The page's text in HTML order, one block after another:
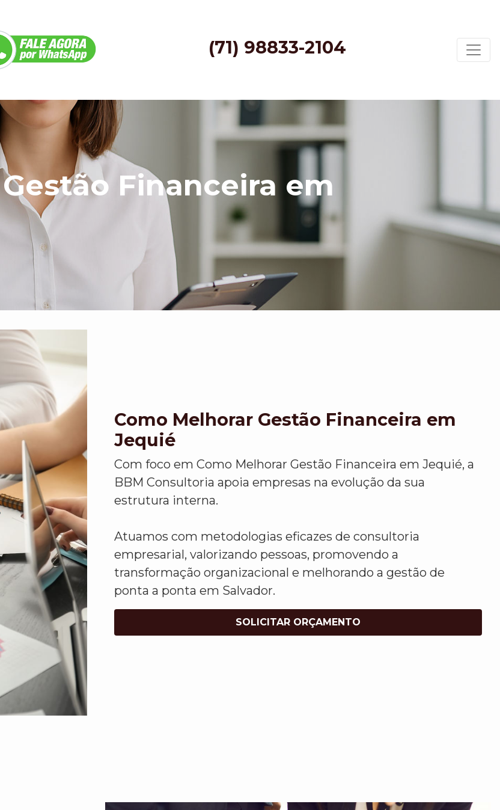
(71) 98833-2104
Financeira em
Como Melhorar Gestão Financeira em
Jequié
Com foco em Como Melhorar Gestão Financeira em Jequié, a
BBM Consultoria apoia empresas na evolução da sua
estrutura interna.
Atuamos com metodologias eficazes de consultoria
empresarial, valorizando pessoas, promovendo a
transformação organizacional e melhorando a gestão de
ponta a ponta em Salvador.
SOLICITAR ORÇAMENTO